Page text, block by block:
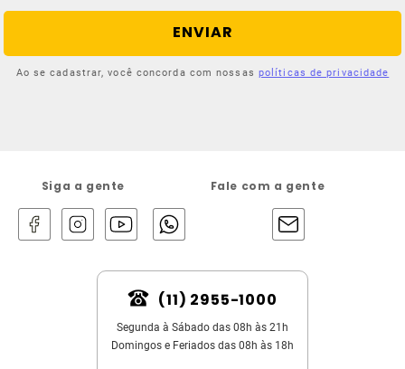
ENVIAR
Ao se cadastrar, você concorda com nossas políticas de privacidade
Siga a gente Fale com a gente
(11) 2955-1000
Segunda à Sábado das 08h às 21h
Domingos e Feriados das 08h às 18h